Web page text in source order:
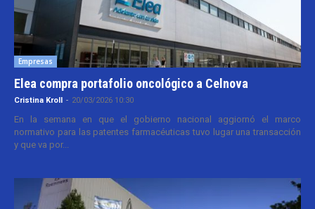
Empresas
Elea compra portafolio oncológico a Celnova
Cristina Kroll - 20/03/2026 10:30
En la semana en que el gobierno nacional aggiornó el marco
normativo para las patentes farmacéuticas tuvo lugar una transacción
y que va por...